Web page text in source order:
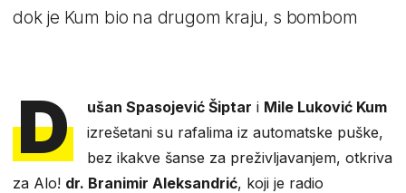
dok je Kum bio na drugom kraju, s bombom
D ušan Spasojević Šiptar i Mile Luković Kum
izrešetani su rafalima iz automatske puške,
bez ikakve šanse za preživljavanjem, otkriva
za Alo! dr. Branimir Aleksandrić, koji je radio